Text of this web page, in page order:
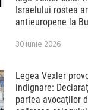
Israelului rostea
antieuropene la
30 iunie 2026
Legea Vexler
indignare:
partea avocaților